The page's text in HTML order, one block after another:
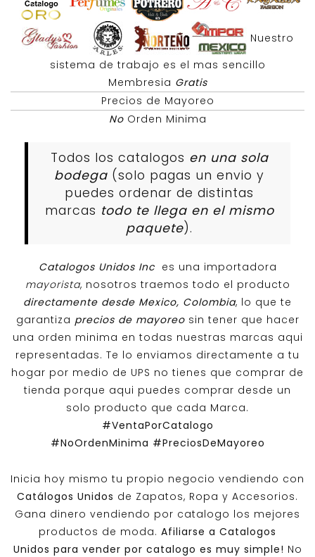
Nuestro
sistema de trabajo es el mas sencillo
Membresia Gratis
Precios de Mayoreo
NoOrden Minima
Todos los catalogos en una sola
bodega (solo pagas un envio y
puedes ordenar de distintas
marcas todo te llega en el mismo
paquete).
Catalogos Unidos Inc es una importadora
mayorista, nosotros traemos todo el producto
directamente desde Mexico, Colombia, lo que te
garantiza precios de mayoreosin tener que hacer
una orden minima en todas nuestras marcas aqui
representadas. Te lo enviamos directamente a tu
hogar por medio de UPS no tienes que comprar de
tienda porque aqui puedes comprar desde un
solo producto que cada Marca.
#VentaPorCatalogo
#NoOrdenMinima #PreciosDeMayoreo
Inicia hoy mismo tu propio negocio vendiendo con
Catálogos Unidos de Zapatos, Ropa y Accesorios.
Gana dinero vendiendo por catalogo los mejores
productos de moda. Afiliarse a Catalogos
Unidos para vender por catalogo es muy simple! No